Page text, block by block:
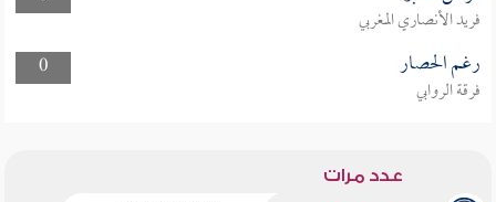
فريد الأنصاري المغربي
0
رغم الحصار
فرقة الروابي
عدد مرات